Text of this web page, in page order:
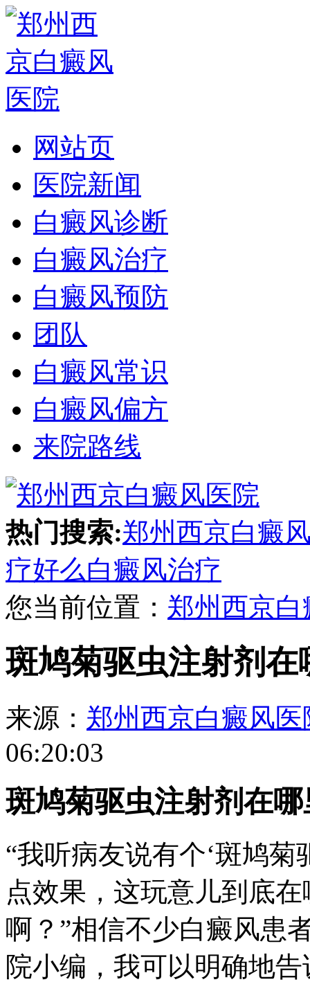
网站页
医院新闻
白癜风诊断
白癜风治疗
白癜风预防
团队
白癜风常识
白癜风偏方
来院路线
热门搜索:郑州西京白癜
疗好么白癜风治疗
您当前位置： 郑州西京
斑鸠菊驱虫注射剂在
来源： 郑州西京白癜风医
06:20:03
斑鸠菊驱虫注射剂在
“我听病友说有个‘斑鸠
点效果，这玩意儿到底
啊？”相信不少白癜风患
院小编，我可以明确地